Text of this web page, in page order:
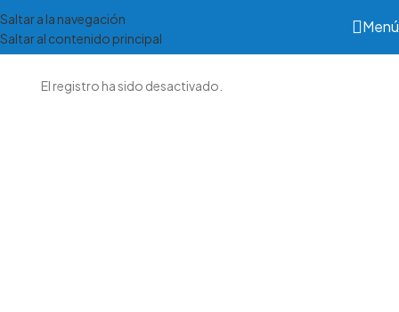
Saltar a la navegación
Saltar al contenido principal
Menú
El registro ha sido desactivado.